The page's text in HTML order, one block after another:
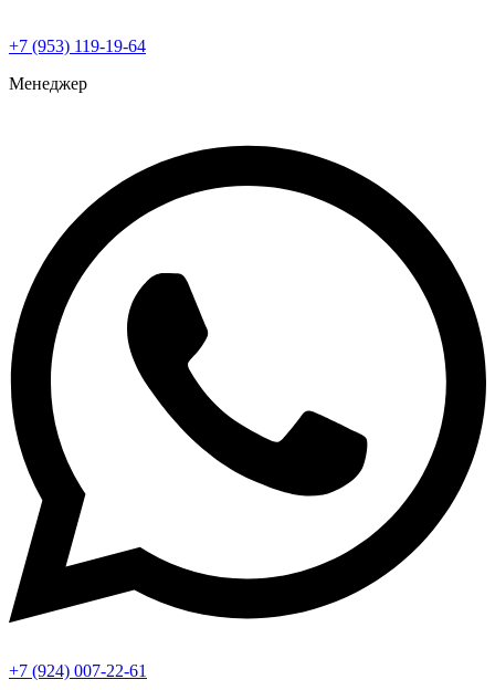
+7 (953) 119-19-64
Менеджер
+7 (924) 007-22-61